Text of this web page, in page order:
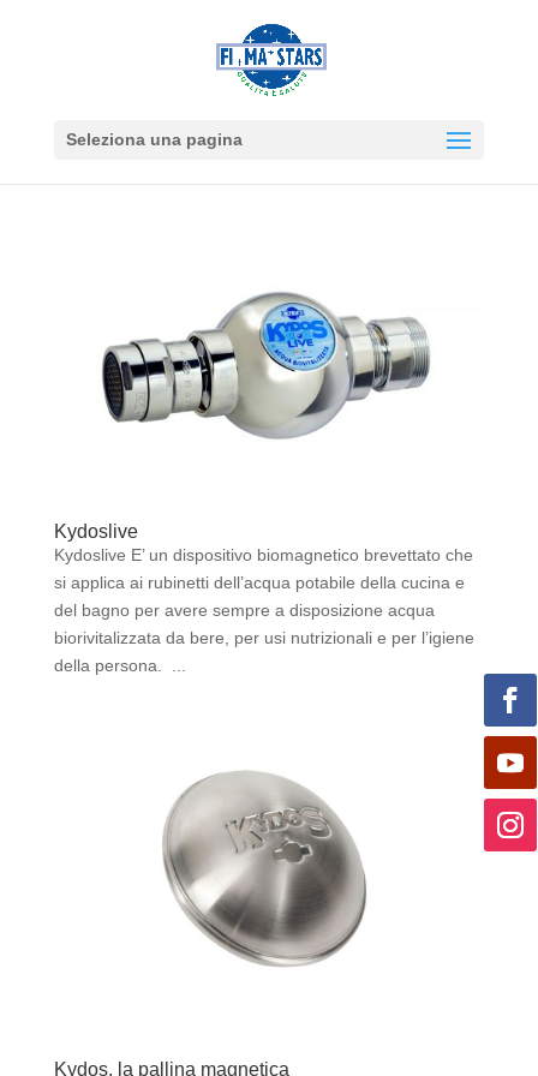
Seleziona una pagina
Kydoslive
Kydoslive E’ un dispositivo biomagnetico brevettato che
si applica ai rubinetti dell’acqua potabile della cucina e
del bagno per avere sempre a disposizione acqua
biorivitalizzata da bere, per usi nutrizionali e per l’igiene
della persona. ...
Kydos, la pallina magnetica